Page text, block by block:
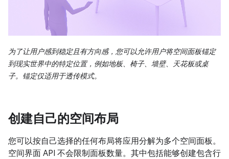
为了让用户感到稳定且有方向感，您可以允许用户将空间面板锚定
到现实世界中的特定位置，例如地板、椅子、墙壁、天花板或桌
子。锚定仅适用于透传模式。
创建自己的空间布局
您可以按自己选择的任何布局将应用分解为多个空间面板。
空间界面 API 不会限制面板数量。其中包括能够创建包含行